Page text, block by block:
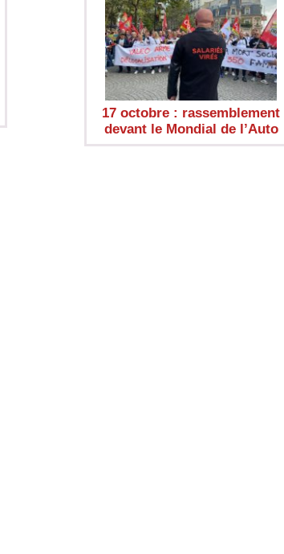
17 octobre : rassemblement
devant le Mondial de l’Auto